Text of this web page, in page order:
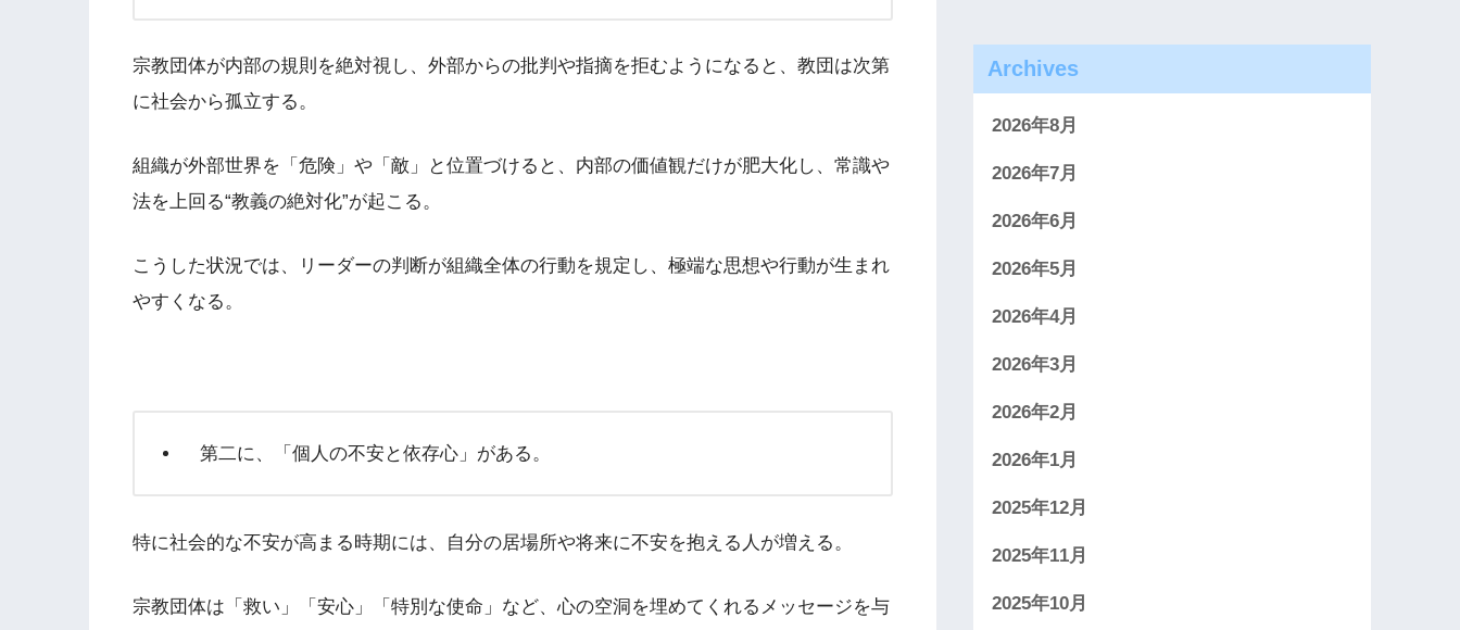
宗教団体が内部の規則を絶対視し、外部からの批判や指摘を拒むようになると、教団は次第
に社会から孤立する。
組織が外部世界を「危険」や「敵」と位置づけると、内部の価値観だけが肥大化し、常識や
法を上回る“教義の絶対化”が起こる。
こうした状況では、リーダーの判断が組織全体の行動を規定し、極端な思想や行動が生まれ
やすくなる。
第二に、「個人の不安と依存心」がある。
特に社会的な不安が高まる時期には、自分の居場所や将来に不安を抱える人が増える。
宗教団体は「救い」「安心」「特別な使命」など、心の空洞を埋めてくれるメッセージを与
Archives
2026年8月
2026年7月
2026年6月
2026年5月
2026年4月
2026年3月
2026年2月
2026年1月
2025年12月
2025年11月
2025年10月